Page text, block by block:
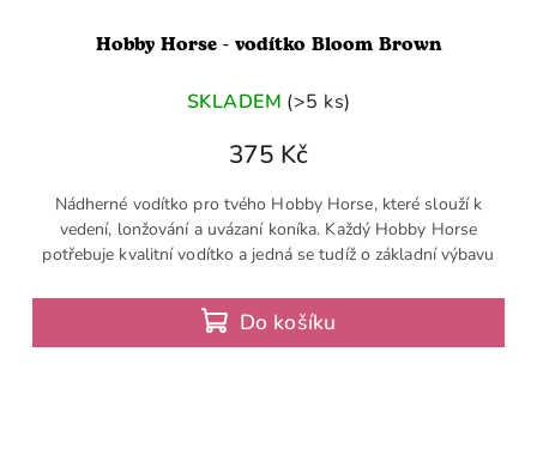
Hobby Horse - vodítko Bloom Brown
SKLADEM (>5 ks)
375 Kč
Do košíku
Nádherné vodítko pro tvého Hobby Horse, které slouží k
vedení, lonžování a uvázaní koníka. Každý Hobby Horse
potřebuje kvalitní vodítko a jedná se tudíž o základní výbavu